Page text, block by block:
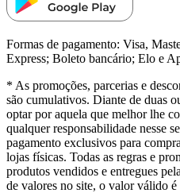
Formas de pagamento: Visa,
Express; Boleto bancário; Elo e
* As promoções, parcerias e
são cumulativos. Diante de duas
optar por aquela que melhor lhe
qualquer responsabilidade nesse
pagamento exclusivos para
lojas físicas. Todas as regras e
produtos vendidos e entregues
de valores no site, o valor válido